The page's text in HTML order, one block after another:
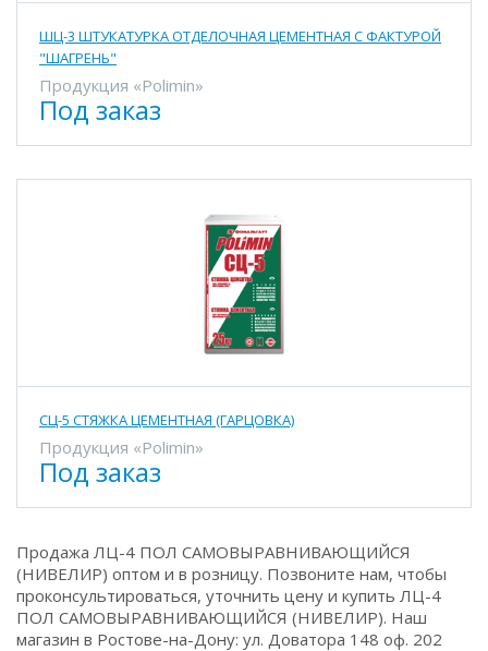
ШЦ-3 ШТУКАТУРКА ОТДЕЛОЧНАЯ ЦЕМЕНТНАЯ С ФАКТУРОЙ
"ШАГРЕНЬ"
Продукция «Polimin»
Под заказ
СЦ-5 СТЯЖКА ЦЕМЕНТНАЯ (ГАРЦОВКА)
Продукция «Polimin»
Под заказ
Продажа ЛЦ-4 ПОЛ САМОВЫРАВНИВАЮЩИЙСЯ
(НИВЕЛИР) оптом и в розницу. Позвоните нам, чтобы
проконсультироваться, уточнить цену и купить ЛЦ-4
ПОЛ САМОВЫРАВНИВАЮЩИЙСЯ (НИВЕЛИР). Наш
магазин в Ростове-на-Дону: ул. Доватора 148 оф. 202